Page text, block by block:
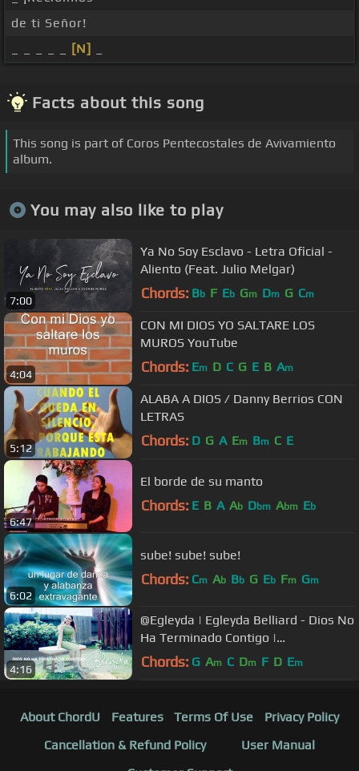
de ti Señor!
[N]
Facts about this song
This song is part of Coros Pentecostales de Avivamiento
album.
You may also like to play
7:00
Ya No Soy Esclavo - Letra Oficial -
Aliento (Feat. Julio Melgar)
Chords: Bb F Eb Gm Dm G Cm
4:04
CON MI DIOS YO SALTARE LOS
MUROS YouTube
Chords: Em D C G E B Am
5:12
ALABA A DIOS / Danny Berrios CON
LETRAS
Chords: D G A Em Bm C E
6:47
El borde de su manto
Chords: E B A Ab Dbm Abm Eb
6:02
sube! sube! sube!
Chords: Cm Ab Bb G Eb Fm Gm
4:16
@Egleyda | Egleyda Belliard - Dios No
Ha Terminado Contigo |
#VideoLetras
Chords: G Am C Dm F D Em
About ChordU Features Terms Of Use
Privacy Policy
Cancellation & Refund Policy
User Manual